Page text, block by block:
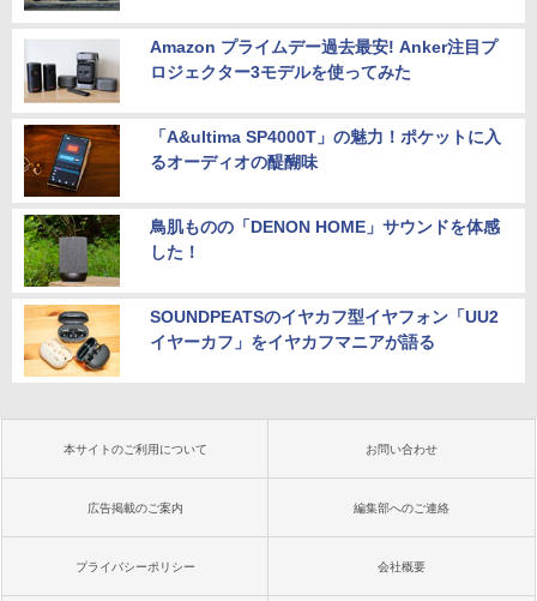
Amazon プライムデー過去最安! Anker注目プ
ロジェクター3モデルを使ってみた
「A&ultima SP4000T」の魅力！ポケットに入
るオーディオの醍醐味
鳥肌ものの「DENON HOME」サウンドを体感
した！
SOUNDPEATSのイヤカフ型イヤフォン「UU2
イヤーカフ」をイヤカフマニアが語る
本サイトのご利用について お問い合わせ
広告掲載のご案内 編集部へのご連絡
プライバシーポリシー 会社概要